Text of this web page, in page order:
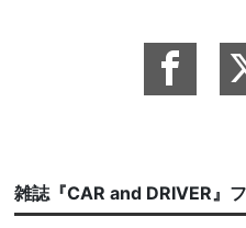
雑誌『CAR and DRIVER』